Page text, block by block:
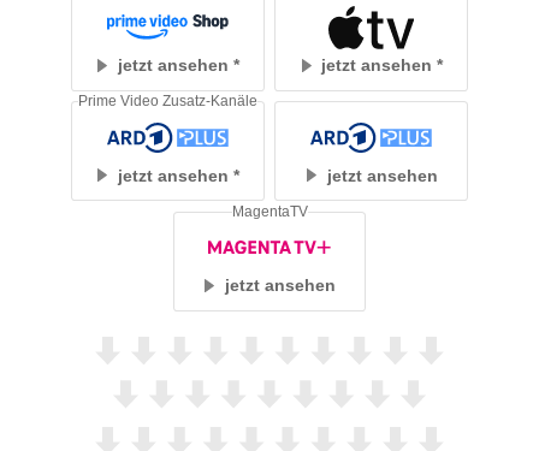
jetzt ansehen jetzt ansehen
jetzt ansehen
Prime Video Zusatz-Kanäle
jetzt ansehen
jetzt ansehen
MagentaTV